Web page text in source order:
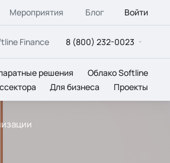
Мероприятия Блог Войти
Finance 8 (800) 232-0023
решения
Облако Softline
Для бизнеса Проекты